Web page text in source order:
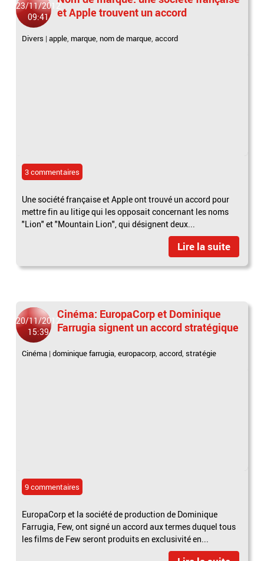
23/11/2012
09:41
et Apple trouvent un accord
Divers |apple, marque, nom de marque,accord
3 commentaires
Une société française et Apple ont trouvé un accord pour
mettre fin au litige qui les opposait concernant les noms
"Lion" et "Mountain Lion", qui désignent deux...
Lire la suite
20/11/2012
15:39
Cinéma: EuropaCorp et Dominique
Farrugia signent un accord stratégique
Cinéma |dominique farrugia,europacorp,accord,stratégie
9 commentaires
EuropaCorp et la société de production de Dominique
Farrugia, Few, ont signé un accord aux termes duquel tous
les films de Few seront produits en exclusivité en...